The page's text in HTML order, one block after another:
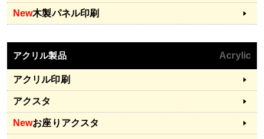
New木製パネル印刷
アクリル製品 Acrylic
アクリル印刷
アクスタ
Newお座りアクスタ